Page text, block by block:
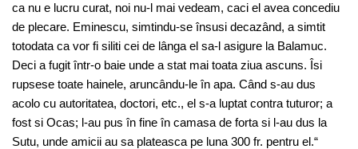
ca nu e lucru curat, noi nu-l mai vedeam, caci el avea concediu
de plecare. Eminescu, simtindu-se însusi decazând, a simtit
totodata ca vor fi siliti cei de lânga el sa-l asigure la Balamuc.
Deci a fugit într-o baie unde a stat mai toata ziua ascuns. Îsi
rupsese toate hainele, aruncându-le în apa. Când s-au dus
acolo cu autoritatea, doctori, etc., el s-a luptat contra tuturor; a
fost si Ocas; l-au pus în fine în camasa de forta si l-au dus la
Sutu, unde amicii au sa plateasca pe luna 300 fr. pentru el.“